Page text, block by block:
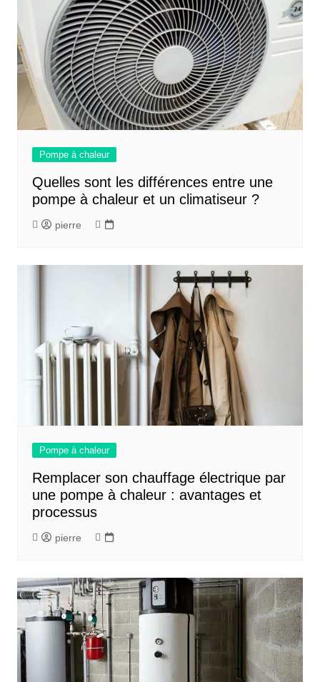
Pompe à chaleur
Quelles sont les différences entre une
pompe à chaleur et un climatiseur ?
pierre
Pompe à chaleur
Remplacer son chauffage électrique par
une pompe à chaleur : avantages et
processus
pierre